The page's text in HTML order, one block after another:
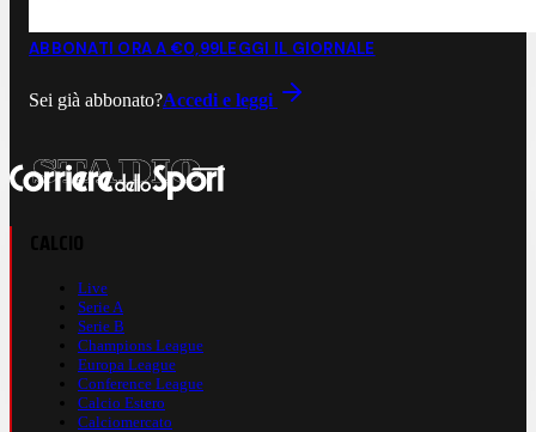
ABBONATI ORA A €0,99LEGGI IL GIORNALE
Sei già abbonato?Accedi e leggi
Live
Serie A
Serie B
Champions League
Europa League
Conference League
Calcio Estero
Calciomercato